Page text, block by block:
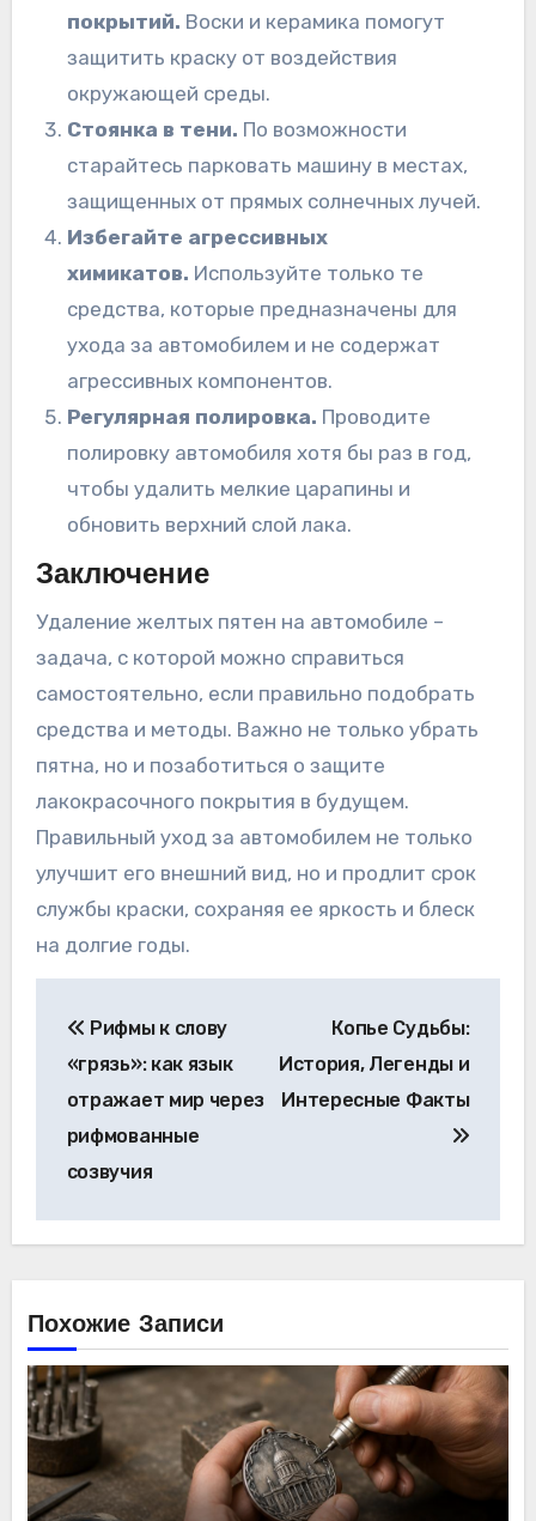
покрытий. Воски и керамика помогут
защитить краску от воздействия
окружающей среды.
Стоянка в тени. По возможности
старайтесь парковать машину в местах,
защищенных от прямых солнечных лучей.
Избегайте агрессивных
химикатов. Используйте только те
средства, которые предназначены для
ухода за автомобилем и не содержат
агрессивных компонентов.
Регулярная полировка. Проводите
полировку автомобиля хотя бы раз в год,
чтобы удалить мелкие царапины и
обновить верхний слой лака.
Заключение
Удаление желтых пятен на автомобиле –
задача, с которой можно справиться
самостоятельно, если правильно подобрать
средства и методы. Важно не только убрать
пятна, но и позаботиться о защите
лакокрасочного покрытия в будущем.
Правильный уход за автомобилем не только
улучшит его внешний вид, но и продлит срок
службы краски, сохраняя ее яркость и блеск
на долгие годы.
по
записям
Рифмы к слову
«грязь»: как язык
отражает мир через
рифмованные
созвучия
Копье Судьбы:
История, Легенды и
Интересные Факты
Похожие Записи